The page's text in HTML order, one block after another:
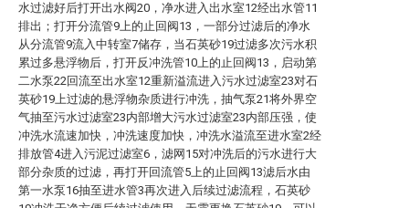
水过滤好后打开出水阀20，净水进入出水室12经出水管11
排出；打开分流管9上的止回阀13，一部分过滤后的净水
从分流管9流入中转室7储存，当石英砂19过滤多次污水积
累过多悬浮物后，打开反冲洗管10上的止回阀13，启动第
二水泵22回流至出水室12重新溢流进入污水过滤室23对石
英砂19上过滤的悬浮物杂质进行冲洗，抽气泵21将外界空
气抽至污水过滤室23内部增大污水过滤室23内部压强，使
冲洗水流速加快，冲洗速度加快，冲洗水溢流至进水室2经
排放管4进入污泥过滤室6，滤网15对冲洗后的污水进行大
部分杂质的过滤，再打开回流管5上的止回阀13滤后水由
第一水泵16抽至进水管3再次进入后续过滤流程，石英砂